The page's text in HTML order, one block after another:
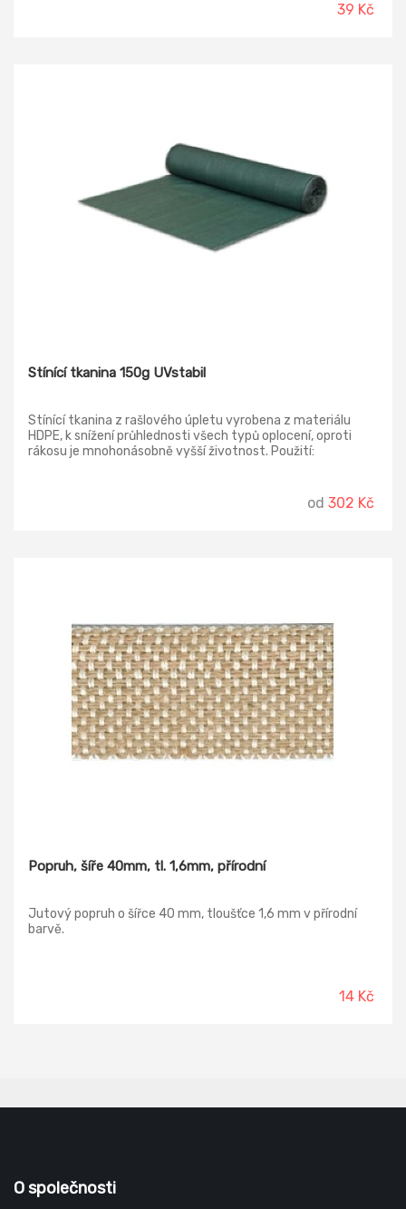
39 Kč
Stínící tkanina 150g UVstabil
Stínící tkanina z rašlového úpletu vyrobena z materiálu
HDPE, k snížení průhlednosti všech typů oplocení, oproti
rákosu je mnohonásobně vyšší životnost. Použití:
zemědělství na přikrytí drobného ovoce proti ozobu
ptactvem, sport jako ochranné protivětrné bariéry a
od 302 Kč
Popruh, šíře 40mm, tl. 1,6mm, přírodní
Jutový popruh o šířce 40 mm, tloušťce 1,6 mm v přírodní
barvě.
14 Kč
O společnosti